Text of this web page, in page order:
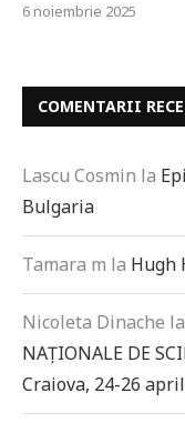
6 noiembrie 2025
COMENTARII
Lascu Cosmin la
Bulgaria
Tamara m la Hugh
Nicoleta Dinache la
NAȚIONALE DE
Craiova, 24-26